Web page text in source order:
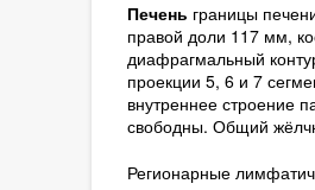
Печень границы
правой доли 117 мм,
диафрагмальный
проекции 5, 6 и 7
внутреннее строение
свободны. Общий
Регионарные